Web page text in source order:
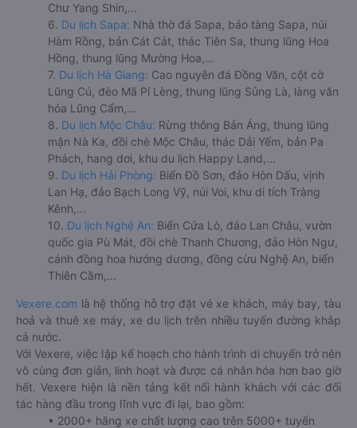
Chư Yang Shin,...
6. Du lịch Sapa: Nhà thờ đá Sapa, bảo tàng Sapa, núi
Hàm Rồng, bản Cát Cát, thác Tiên Sa, thung lũng Hoa
Hồng, thung lũng Mường Hoa,...
7. Du lịch Hà Giang: Cao nguyên đá Đồng Văn, cột cờ
Lũng Cú, đèo Mã Pí Lèng, thung lũng Sủng Là, làng văn
hóa Lũng Cẩm,...
8. Du lịch Mộc Châu: Rừng thông Bản Áng, thung lũng
mận Nà Ka, đồi chè Mộc Châu, thác Dải Yếm, bản Pa
Phách, hang dơi, khu du lịch Happy Land,...
9. Du lịch Hải Phòng: Biển Đồ Sơn, đảo Hòn Dấu, vịnh
Lan Hạ, đảo Bạch Long Vỹ, núi Voi, khu di tích Tràng
Kênh,...
10. Du lịch Nghệ An: Biển Cửa Lò, đảo Lan Châu, vườn
quốc gia Pù Mát, đồi chè Thanh Chương, đảo Hòn Ngư,
cánh đồng hoa hướng dương, đồng cừu Nghệ An, biển
Thiên Cầm,...
Vexere.com là hệ thống hỗ trợ đặt vé xe khách, máy bay, tàu
hoả và thuê xe máy, xe du lịch trên nhiều tuyến đường khắp
cả nước.
Với Vexere, việc lập kế hoạch cho hành trình di chuyển trở nên
vô cùng đơn giản, linh hoạt và được cá nhân hóa hơn bao giờ
hết. Vexere hiện là nền tảng kết nối hành khách với các đối
tác hàng đầu trong lĩnh vực đi lại, bao gồm:
• 2000+ hãng xe chất lượng cao trên 5000+ tuyến